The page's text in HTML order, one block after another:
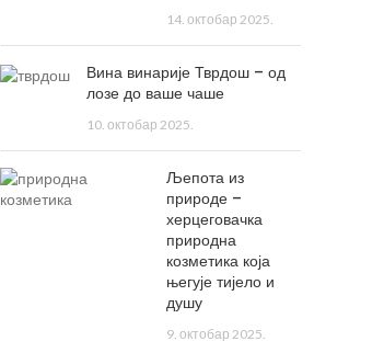
14. октобар 2025.
Вина винарије Тврдош – од
лозе до ваше чаше
10. октобар 2025.
Љепота из
природе –
херцеговачка
природна
козметика која
његује тијело и
душу
9. октобар 2025.